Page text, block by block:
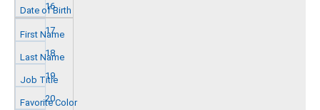
16
17
18
19
20